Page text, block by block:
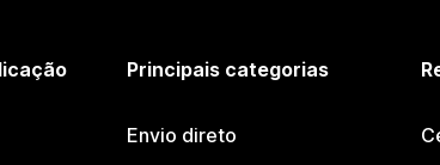
Principais categorias
Envio direto